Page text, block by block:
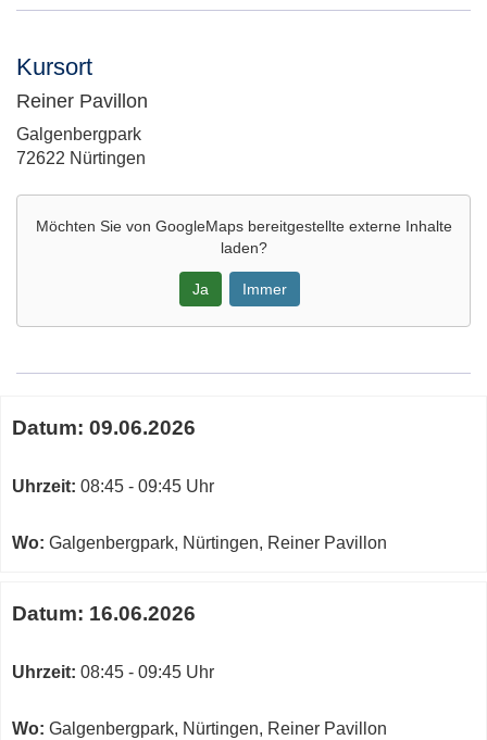
Kursort
Reiner Pavillon
Adresse:
Galgenbergpark
72622 Nürtingen
Möchten Sie von GoogleMapsbereitgestellte externe Inhalte
laden?
Ja Immer
Maps
von
in
Fenster
zum
Kurs
Datum: 09.06.2026
Uhrzeit: 08:45 - 09:45 Uhr
Wo: Galgenbergpark, Nürtingen, Reiner Pavillon
Datum: 16.06.2026
Uhrzeit: 08:45 - 09:45 Uhr
Wo: Galgenbergpark, Nürtingen, Reiner Pavillon